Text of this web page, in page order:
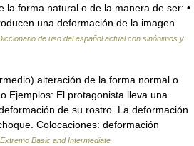
la forma natural o de la manera de ser: •
una deformación de la imagen.
de uso del español actual con sinónimos y
alteración de la forma normal o
Ejemplos: El protagonista lleva una
de su rostro. La deformación
Colocaciones: deformación
Basic and Intermediate